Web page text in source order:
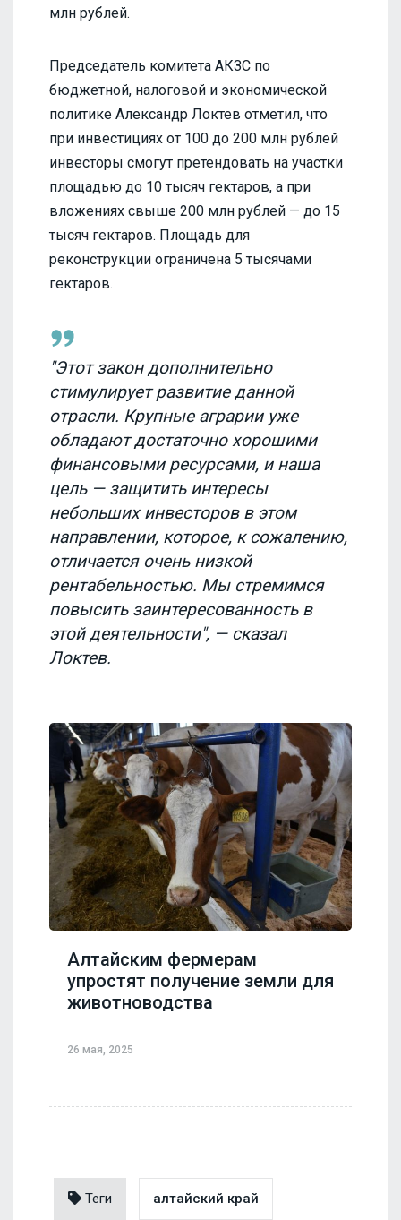
млн рублей.
Председатель комитета АКЗС по
бюджетной, налоговой и экономической
политике Александр Локтев отметил, что
при инвестициях от 100 до 200 млн рублей
инвесторы смогут претендовать на участки
площадью до 10 тысяч гектаров, а при
вложениях свыше 200 млн рублей — до 15
тысяч гектаров. Площадь для
реконструкции ограничена 5 тысячами
гектаров.
"Этот закон дополнительно
стимулирует развитие данной
отрасли. Крупные аграрии уже
обладают достаточно хорошими
финансовыми ресурсами, и наша
цель — защитить интересы
небольших инвесторов в этом
направлении, которое, к сожалению,
отличается очень низкой
рентабельностью. Мы стремимся
повысить заинтересованность в
этой деятельности", — сказал
Локтев.
Алтайским фермерам
упростят получение земли для
животноводства
26 мая, 2025
Теги алтайский край